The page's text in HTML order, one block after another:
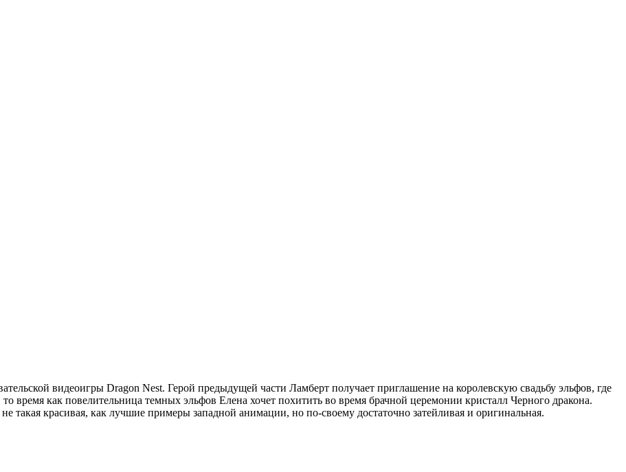
видеоигры Dragon Nest. Герой предыдущей части Ламберт получает приглашение на королевскую свадьбу эльфов, где
время как повелительница темных эльфов Елена хочет похитить во время брачной церемонии кристалл Черного дракона.
такая красивая, как лучшие примеры западной анимации, но по-своему достаточно затейливая и оригинальная.